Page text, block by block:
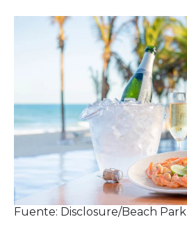
Fuente: Disclosure/Beach Park